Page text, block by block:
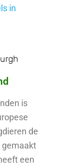
in
is
de
gemaakt
een